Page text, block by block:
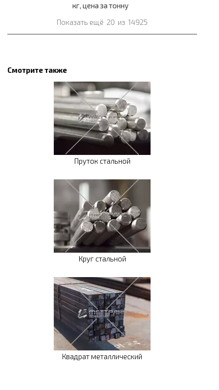
кг, цена за тонну
Показать ещё 20 из 14925
Смотрите также
Пруток стальной
Круг стальной
Квадрат металлический